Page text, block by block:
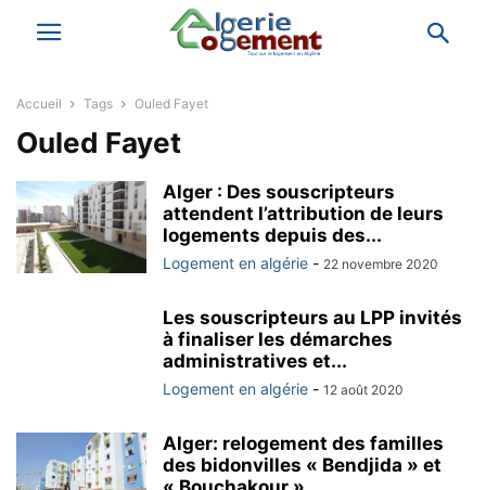
Accueil Tags Ouled Fayet
Ouled Fayet
Alger : Des souscripteurs
attendent l’attribution de leurs
logements depuis des...
Logement en algérie - 22 novembre 2020
Les souscripteurs au LPP invités
à finaliser les démarches
administratives et...
Logement en algérie - 12 août 2020
Alger: relogement des familles
des bidonvilles « Bendjida » et